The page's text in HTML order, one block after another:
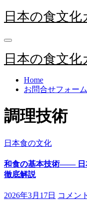
内
容
ス
キ
ッ
日本の食文
日本の食文
Home
お問合せフォーム
調理技術
日本食の文化
和食の基本技術―― 日
徹底解説
2026年3月17日 コメン